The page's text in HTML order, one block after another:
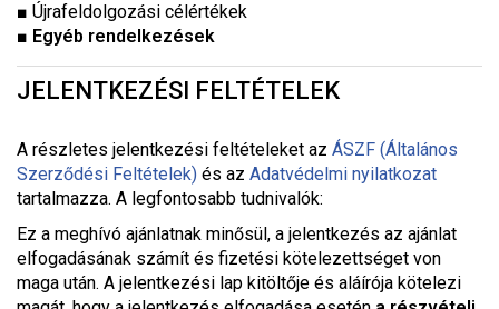
■ Újrafeldolgozási célértékek
■ Egyéb rendelkezések
JELENTKEZÉSI FELTÉTELEK
A részletes jelentkezési feltételeket az ÁSZF (Általános
Szerződési Feltételek) és az Adatvédelmi nyilatkozat
tartalmazza. A legfontosabb tudnivalók:
Ez a meghívó ajánlatnak minősül, a jelentkezés az ajánlat
elfogadásának számít és fizetési kötelezettséget von
maga után. A jelentkezési lap kitöltője és aláírója kötelezi